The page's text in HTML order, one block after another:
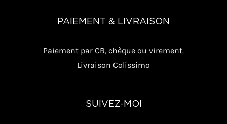
PAIEMENT & LIVRAISON
Paiement par CB, chèque ou virement.
Livraison Colissimo
SUIVEZ-MOI